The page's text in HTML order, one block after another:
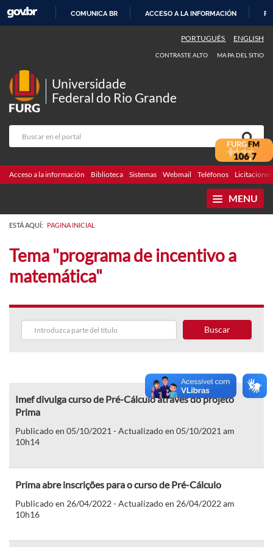
CONTENIDO
COMUNICA BR ACCESO A LA INFORMACIÓN
PORTUGUÊS ENGLISH
CONTRASTE ALTO MAPA DEL SITIO
Universidade
Federal do Rio Grande
Acceso a la información Biblioteca Sistemas Webmail Teléfonos Licitaciones
MENU
ESTÁ AQUÍ: PAGINA INICIAL
Tema "programa de incentivo a
matemática"
Buscar
Imef divulga curso de Pré-Cálculo através do projeto
Prima
Publicado en 05/10/2021 - Actualizado en 05/10/2021 am
10h14
Prima abre inscrições para o curso de Pré-Cálculo
Publicado en 26/04/2022 - Actualizado en 26/04/2022 am
10h16